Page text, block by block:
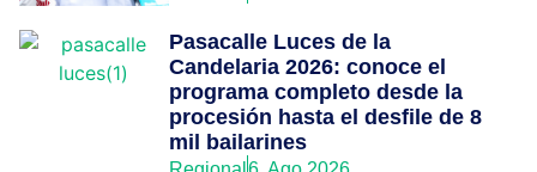
Pasacalle Luces de la
Candelaria 2026: conoce el
programa completo desde la
procesión hasta el desfile de 8
mil bailarines